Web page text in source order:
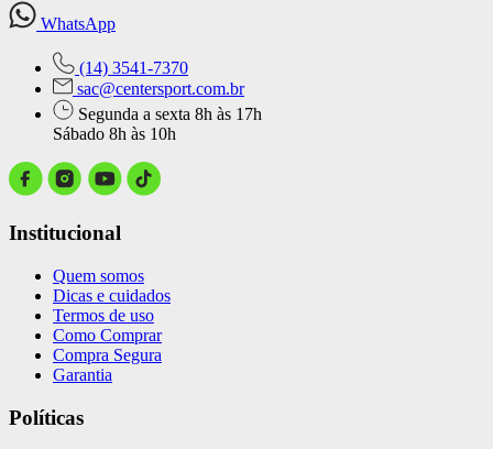
WhatsApp
(14) 3541-7370
sac@centersport.com.br
Segunda a sexta 8h às 17h
Sábado 8h às 10h
Institucional
Quem somos
Dicas e cuidados
Termos de uso
Como Comprar
Compra Segura
Garantia
Políticas